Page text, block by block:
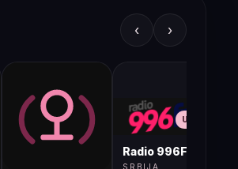
‹ ›
UŽIVO
Radio 996FM
SRBIJA